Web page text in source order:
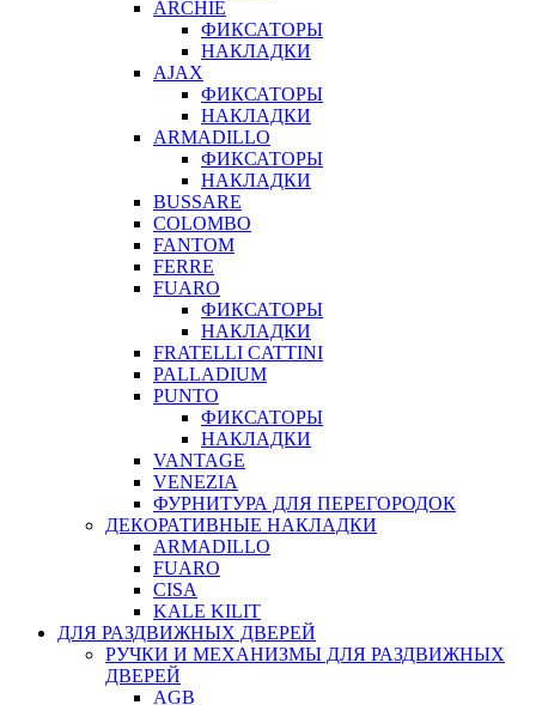
ARCHIE
ФИКСАТОРЫ
НАКЛАДКИ
AJAX
ФИКСАТОРЫ
НАКЛАДКИ
ARMADILLO
ФИКСАТОРЫ
НАКЛАДКИ
BUSSARE
COLOMBO
FANTOM
FERRE
FUARO
ФИКСАТОРЫ
НАКЛАДКИ
FRATELLI CATTINI
PALLADIUM
PUNTO
ФИКСАТОРЫ
НАКЛАДКИ
VANTAGE
VENEZIA
ФУРНИТУРА ДЛЯ ПЕРЕГОРОДОК
ДЕКОРАТИВНЫЕ НАКЛАДКИ
ARMADILLO
FUARO
CISA
KALE KILIT
ДЛЯ РАЗДВИЖНЫХ ДВЕРЕЙ
РУЧКИ И МЕХАНИЗМЫ ДЛЯ РАЗДВИЖНЫХ
ДВЕРЕЙ
AGB